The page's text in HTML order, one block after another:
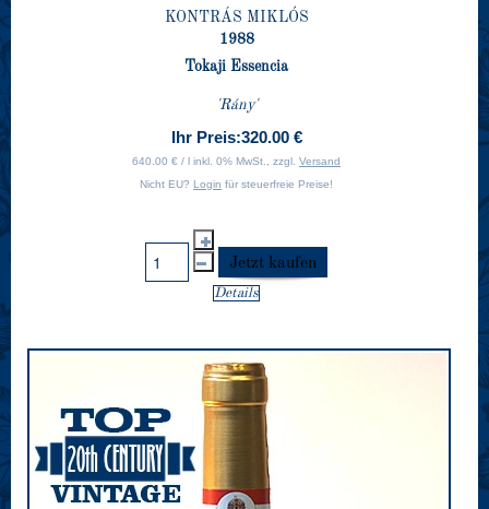
KONTRÁS MIKLÓS
1988
Tokaji Essencia
'Rány'
Ihr Preis:320.00 €
640.00 € / l inkl. 0% MwSt., zzgl. Versand
Nicht EU? Login für steuerfreie Preise!
Details